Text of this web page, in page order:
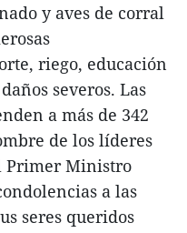
y aves de corral
riego, educación
severos. Las
a más de 342
de los líderes
Primer Ministro
a las
seres queridos